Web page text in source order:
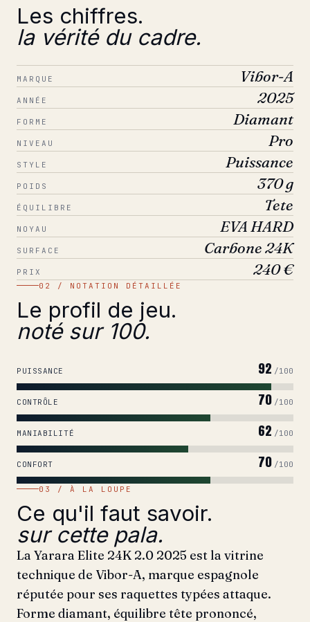
Les chiffres.
la vérité du cadre.
MARQUE Vibor-A
ANNÉE 2025
FORME Diamant
NIVEAU Pro
STYLE Puissance
POIDS 370 g
ÉQUILIBRE Tete
NOYAU EVA HARD
SURFACE Carbone 24K
PRIX 240 €
02 / NOTATION DÉTAILLÉE
Le profil de jeu.
noté sur 100.
PUISSANCE 92 /100
CONTRÔLE 70 /100
MANIABILITÉ 62 /100
CONFORT 70 /100
03 / À LA LOUPE
Ce qu'il faut savoir.
sur cette pala.
La Yarara Elite 24K 2.0 2025 est la vitrine
technique de Vibor-A, marque espagnole
réputée pour ses raquettes typées attaque.
Forme diamant, équilibre tête prononcé,